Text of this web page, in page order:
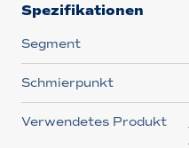
Spezifikationen
Segment
Schmierpunkt
Verwendetes Produkt